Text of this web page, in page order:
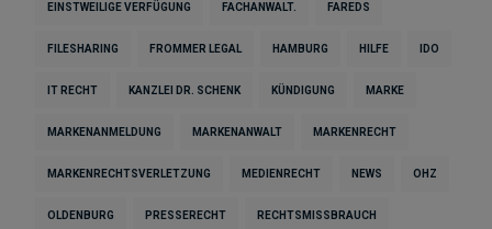
EINSTWEILIGE VERFÜGUNG FACHANWALT. FAREDS
FILESHARING FROMMER LEGAL HAMBURG HILFE IDO
IT RECHT KANZLEI DR. SCHENK KÜNDIGUNG MARKE
MARKENANMELDUNG MARKENANWALT MARKENRECHT
MARKENRECHTSVERLETZUNG MEDIENRECHT NEWS OHZ
OLDENBURG PRESSERECHT RECHTSMISSBRAUCH